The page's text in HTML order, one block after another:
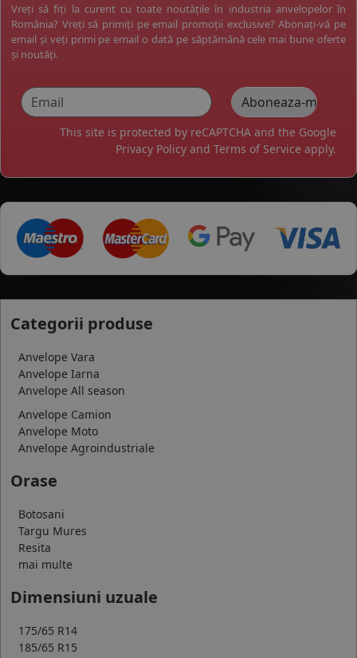
Vreți să fiți la curent cu toate noutățile în industria anvelopelor în
România? Vreți să primiți pe email promoții exclusive? Abonați-vă pe
email și veți primi pe email o dată pe săptămână cele mai bune oferte
și noutăți.
This site is protected by reCAPTCHA and the Google
Privacy Policy and Terms of Service apply.
Categorii produse
Anvelope Vara
Anvelope Iarna
Anvelope All season
Anvelope Camion
Anvelope Moto
Anvelope Agroindustriale
Orase
Botosani
Targu Mures
Resita
mai multe
Dimensiuni uzuale
175/65 R14
185/65 R15